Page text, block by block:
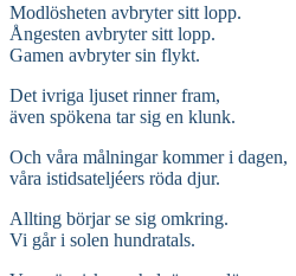
Modlösheten avbryter sitt lopp.
Ångesten avbryter sitt lopp.
Gamen avbryter sin flykt.
Det ivriga ljuset rinner fram,
även spökena tar sig en klunk.
Och våra målningar kommer i dagen,
våra istidsateljéers röda djur.
Allting börjar se sig omkring.
Vi går i solen hundratals.